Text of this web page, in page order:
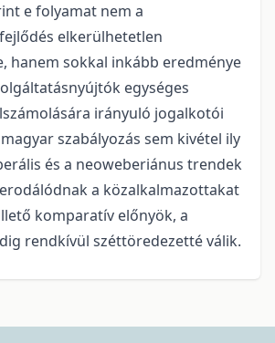
e folyamat nem a
elkerülhetetlen
hanem sokkal inkább eredménye
egységes
irányuló jogalkotói
szabályozás sem kivétel ily
és a neoweberiánus trendek
a közalkalmazottakat
komparatív előnyök, a
rendkívül széttöredezetté válik.